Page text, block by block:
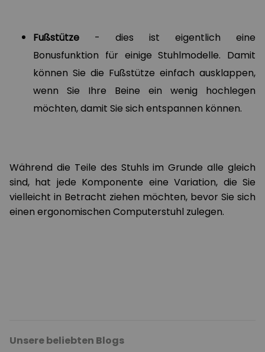
Fußstütze - dies ist eigentlich eine
Bonusfunktion für einige Stuhlmodelle. Damit
können Sie die Fußstütze einfach ausklappen,
wenn Sie Ihre Beine ein wenig hochlegen
möchten, damit Sie sich entspannen können.
Während die Teile des Stuhls im Grunde alle gleich
sind, hat jede Komponente eine Variation, die Sie
vielleicht in Betracht ziehen möchten, bevor Sie sich
einen ergonomischen Computerstuhl zulegen.
Unsere beliebten Blogs